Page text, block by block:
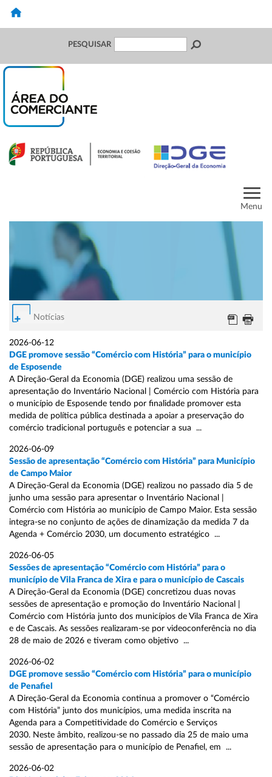
PESQUISAR
Menu
Notícias
2026-06-12
DGE promove sessão “Comércio com História” para o município
de Esposende
A Direção-Geral da Economia (DGE) realizou uma sessão de
apresentação do Inventário Nacional | Comércio com História para
o município de Esposende tendo por finalidade promover esta
medida de política pública destinada a apoiar a preservação do
comércio tradicional português e potenciar a sua ...
2026-06-09
Sessão de apresentação “Comércio com História” para Município
de Campo Maior
A Direção-Geral da Economia (DGE) realizou no passado dia 5 de
junho uma sessão para apresentar o Inventário Nacional |
Comércio com História ao município de Campo Maior. Esta sessão
integra-se no conjunto de ações de dinamização da medida 7 da
Agenda + Comércio 2030, um documento estratégico ...
2026-06-05
Sessões de apresentação “Comércio com História” para o
município de Vila Franca de Xira e para o município de Cascais
A Direção-Geral da Economia (DGE) concretizou duas novas
sessões de apresentação e promoção do Inventário Nacional |
Comércio com História junto dos municípios de Vila Franca de Xira
e de Cascais. As sessões realizaram-se por videoconferência no dia
28 de maio de 2026 e tiveram como objetivo ...
2026-06-02
DGE promove sessão “Comércio com História” para o município
de Penafiel
A Direção-Geral da Economia continua a promover o “Comércio
com História” junto dos municípios, uma medida inscrita na
Agenda para a Competitividade do Comércio e Serviços
2030. Neste âmbito, realizou-se no passado dia 25 de maio uma
sessão de apresentação para o município de Penafiel, em ...
2026-06-02